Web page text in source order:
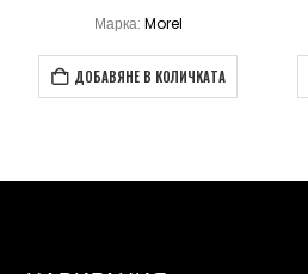
Марка: Morel
ДОБАВЯНЕ В КОЛИЧКАТА